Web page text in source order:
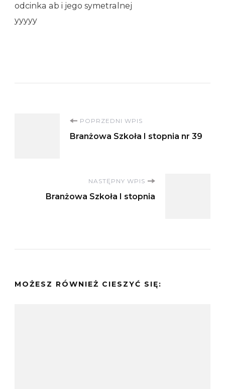
odcinka ab i jego symetralnej
yyyyy
Nawigacja
POPRZEDNI WPIS
Branżowa Szkoła I stopnia nr 39
NASTĘPNY WPIS
Branżowa Szkoła I stopnia
MOŻESZ RÓWNIEŻ CIESZYĆ SIĘ: